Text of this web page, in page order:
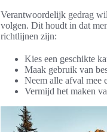
Verantwoordelijk gedrag
volgen. Dit houdt in dat
richtlijnen zijn:
Kies een geschikte
Maak gebruik van
Neem alle afval mee
Vermijd het maken